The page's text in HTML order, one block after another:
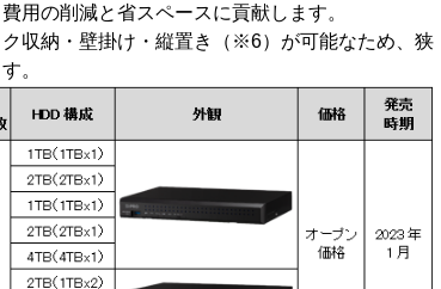
用の削減と省スペースに貢献します。
収納・壁掛け・縦置き（※6）が可能なため、狭
。